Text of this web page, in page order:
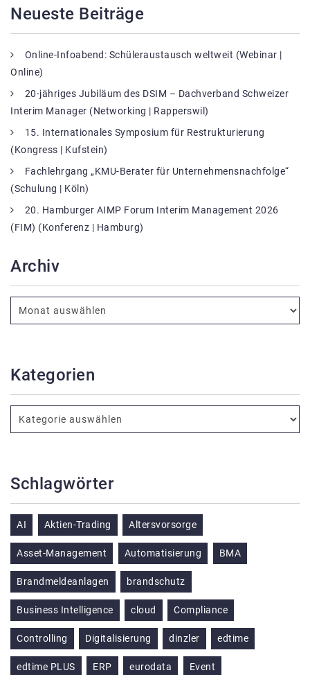
Neueste Beiträge
Online-Infoabend: Schüleraustausch weltweit (Webinar |
Online)
20-jähriges Jubiläum des DSIM – Dachverband Schweizer
Interim Manager (Networking | Rapperswil)
15. Internationales Symposium für Restrukturierung
(Kongress | Kufstein)
Fachlehrgang „KMU-Berater für Unternehmensnachfolge“
(Schulung | Köln)
20. Hamburger AIMP Forum Interim Management 2026
(FIM) (Konferenz | Hamburg)
Archiv
Kategorien
Schlagwörter
AI Aktien-Trading Altersvorsorge
Asset-Management Automatisierung BMA
Brandmeldeanlagen brandschutz
Business Intelligence cloud Compliance
Controlling Digitalisierung dinzler edtime
edtime PLUS ERP eurodata Event